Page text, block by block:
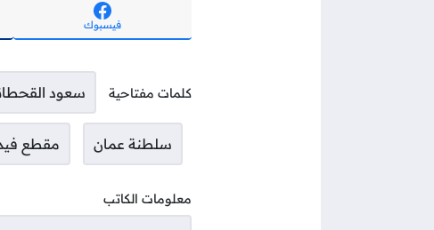
فيسبوك
كلمات مفتاحية سعود
سلطنة عمان مقطع
معلومات الكاتب